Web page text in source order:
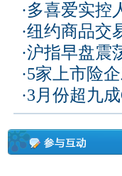
·多喜爱实控
·纽约商品交
·沪指早盘震
·5家上市险
·3月份超九